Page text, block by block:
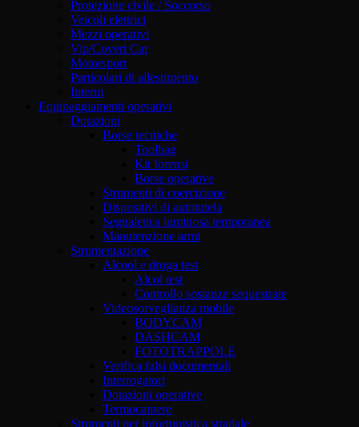
Protezione civile / Soccorso
Veicoli elettrici
Mezzi operativi
Vip/Covert Car
Motorsport
Particolari di allestimento
Interni
Equipaggiamenti operativi
Dotazioni
Borse tecniche
Toolbag
Kit forensi
Borse operative
Strumenti di coercizione
Dispositivi di autotutela
Segnaletica luminosa temporanea
Manutenzione armi
Strumentazione
Alcool e droga test
Alcol test
Controllo sostanze sequestrate
Videosorveglianza mobile
BODYCAM
DASHCAM
FOTOTRAPPOLE
Verifica falsi documentali
Interrogatori
Dotazioni operative
Termocamere
Strumenti per infortunistica stradale